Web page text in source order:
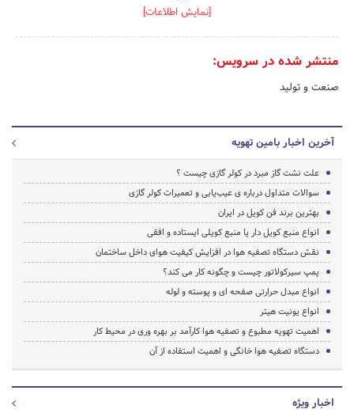
[نمایش اطلاعات]
منتشر شده در سرویس:
صنعت و تولید
آخرین اخبار بامین تهویه
علت نشت گاز مبرد در کولر گازی چیست ؟
سوالات متداول درباره ی عیب‌یابی و تعمیرات کولر گازی
بهترین برند فن کویل در ایران
انواع منبع کویل دار یا منبع کویلی ایستاده و افقی
نقش دستگاه تصفیه هوا در افزایش کیفیت هوای داخل ساختمان
پمپ سیرکولاتور چیست و چگونه کار می کند؟
انواع مبدل حرارتی صفحه ای و پوسته و لوله
انواع یونیت هیتر
اهمیت تهویه مطبوع و تصفیه هوا کارآمد بر بهره وری در محیط کار
دستگاه تصفیه هوا خانگی و اهمیت استفاده از آن
اخبار ویژه